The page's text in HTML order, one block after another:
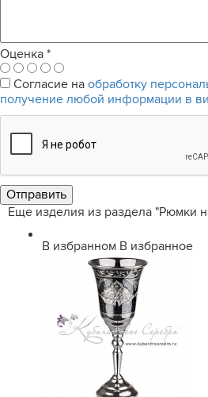
Оценка *
Согласие на обработку
получение любой информации в
Еще изделия из раздела "Рюмки
В избранном В избранное